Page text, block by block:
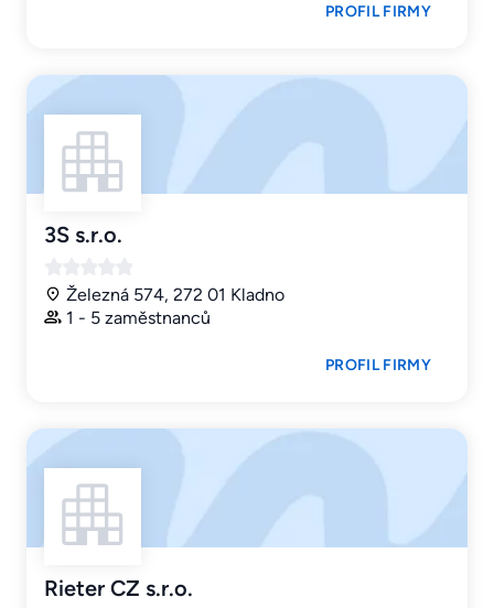
PROFIL FIRMY
3S s.r.o.
Železná 574, 272 01 Kladno
1 - 5 zaměstnanců
PROFIL FIRMY
Rieter CZ s.r.o.